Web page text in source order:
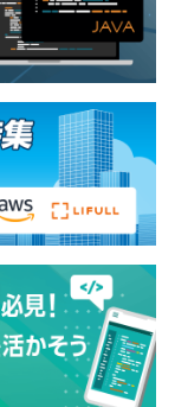
への配慮」「失
のクレドが中心
です。コミュニ
イワイしていま
ーも多く、バッ
シナジーが生ま
ネジャーメンバ